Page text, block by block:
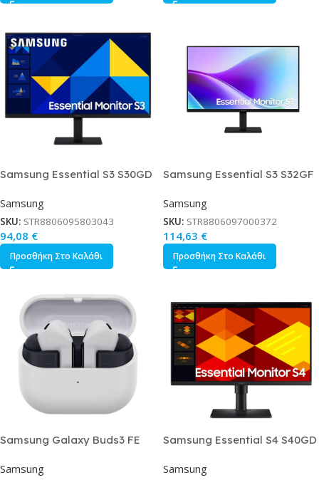
Samsung Essential S3 S30GD
1920×1080 με Χρόνο Απόκρισης
5ms GTG
Samsung
SKU: STR8806095803043
94,08 €
Προσθήκη Στο Καλάθι
Samsung Essential S3 S32GF
1920×1080 με Χρόνο Απόκρισης
5ms GTG
Samsung
SKU: STR8806097000372
114,63 €
Προσθήκη Στο Καλάθι
Samsung Galaxy Buds3 FE
Ακουστικά με Αντοχή στον
Samsung
Samsung Essential S4 S40GD
1920×1080 με Χρόνο Απόκρισης
Samsung